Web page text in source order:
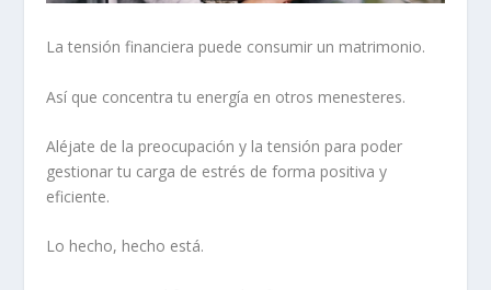
La tensión financiera puede consumir un matrimonio.
Así que concentra tu energía en otros menesteres.
Aléjate de la preocupación y la tensión para poder
gestionar tu carga de estrés de forma positiva y
eficiente.
Lo hecho, hecho está.